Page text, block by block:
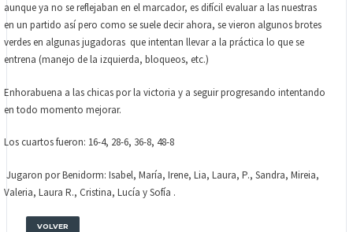
aunque ya no se reflejaban en el marcador, es difícil evaluar a las nuestras
en un partido así pero como se suele decir ahora, se vieron algunos brotes
verdes en algunas jugadoras que intentan llevar a la práctica lo que se
entrena (manejo de la izquierda, bloqueos, etc.)
Enhorabuena a las chicas por la victoria y a seguir progresando intentando
en todo momento mejorar.
Los cuartos fueron: 16-4, 28-6, 36-8, 48-8
Jugaron por Benidorm: Isabel, María, Irene, Lia, Laura, P., Sandra, Mireia,
Valeria, Laura R., Cristina, Lucía y Sofía .
VOLVER